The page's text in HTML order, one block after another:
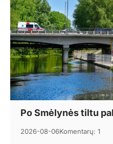
Po Smėlynės tiltu
2026-08-06Komentarų: 1